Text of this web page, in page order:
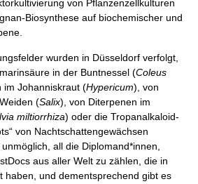
von Pflanzenzellkulturen
Biosynthese auf biochemischer und
wurden in Düsseldorf verfolgt,
in der Buntnessel (Coleus
im Johanniskraut (Hypericum), von
(Salix), von Diterpenen im
miltiorrhiza) oder die Tropanalkaloid-
von Nachtschattengewächsen
all die Diplomand*innen,
aus aller Welt zu zählen, die in
haben, und dementsprechend gibt es